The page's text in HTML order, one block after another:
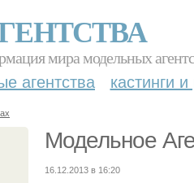
мира модельных
агентства кастинги
Модельное
16.12.2013 в 16:20